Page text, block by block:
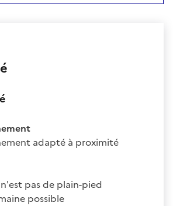
adapté à proximité
pas de plain-pied
possible